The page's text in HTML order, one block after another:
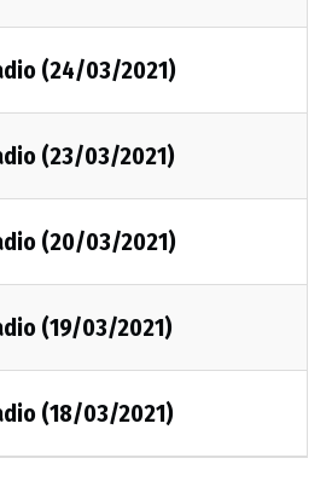
(24/03/2021)
(23/03/2021)
(20/03/2021)
(19/03/2021)
(18/03/2021)